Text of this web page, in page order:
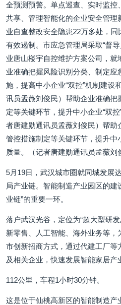
全预测预警。单点巡查、实时监控
共享、管理智能化的企业安全管理
业自查整改安全隐患22万多处，同
有效遏制。市应急管理局采取“督
业唐山楼宇自控维护方案公司，
业准确把握风险识别分类、制定
施，提高中小企业“双控”机制建设
讯员孟薇刘俊民）帮助企业准确把
定等关键环节，提升中小企业“双
者唐建勋通讯员孟薇刘俊民）帮助
管控措施制定等关键环节，提升中
质量。（记者唐建勋通讯员孟薇刘
5月19日，武汉城市圈就同城发展
局产业链。智能制造产业园区的建
业链”的重要一环。
落户武汉光谷，定位为“超大型研
新零售、人工智能、海外业务等
市创新招商方式，通过代建工厂
及相关企业，快速发展智能家居产
112公里，车程1小时30分钟。
这是位于仙桃高新区的智能制造产